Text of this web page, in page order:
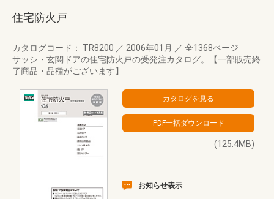
住宅防火戸
カタログコード： TR8200 ／ 2006年01月 ／ 全1368ページ
サッシ・玄関ドアの住宅防火戸の受発注カタログ。【一部販売終
了商品・品種がございます】
(125.4MB)
お知らせ表示